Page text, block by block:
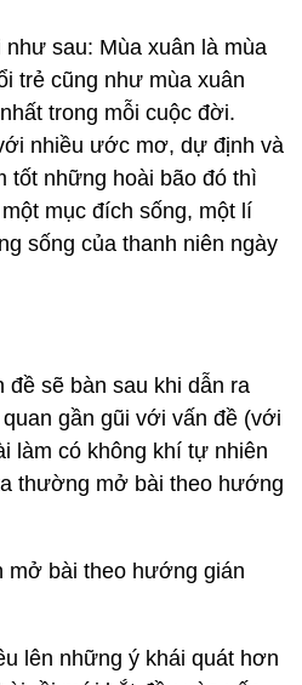
sau: Mùa xuân là mùa
trẻ cũng như mùa xuân
trong mỗi cuộc đời.
nhiều ước mơ, dự định và
tốt những hoài bão đó thì
mục đích sống, một lí
sống của thanh niên ngày
đề sẽ bàn sau khi dẫn ra
gần gũi với vấn đề (với
làm có không khí tự nhiên
thường mở bài theo hướng
mở bài theo hướng gián
lên những ý khái quát hơn